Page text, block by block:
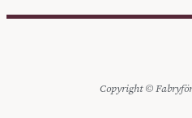
Copyright ©